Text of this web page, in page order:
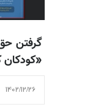
گرفتن حق
1402/12/26